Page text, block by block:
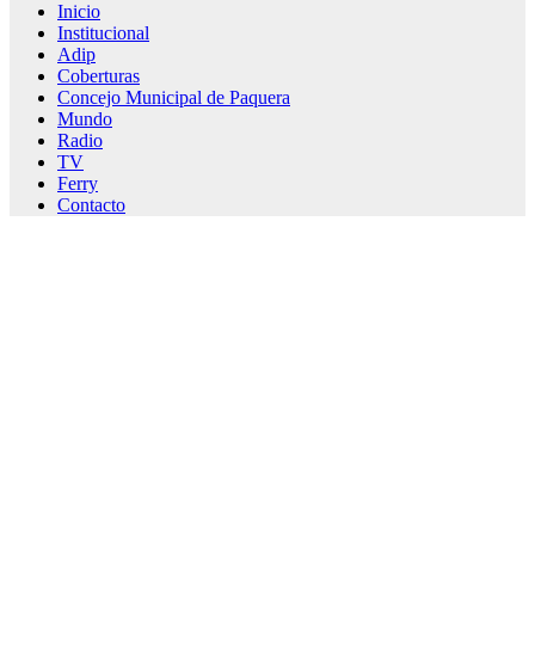
Inicio
Institucional
Adip
Coberturas
Concejo Municipal de Paquera
Mundo
Radio
TV
Ferry
Contacto